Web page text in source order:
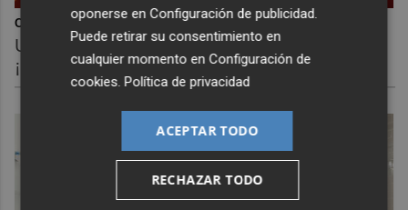
Corepunk MMORPG
Un verdadero MMORPG de la vieja escuela
¡Cómo los de antes, pero mejor!
oponerse enConfiguración de publicidad.
Puede retirar su consentimiento en
cualquier momento enConfiguración de
cookies.Política de privacidad
ACEPTAR TODO
RECHAZAR TODO